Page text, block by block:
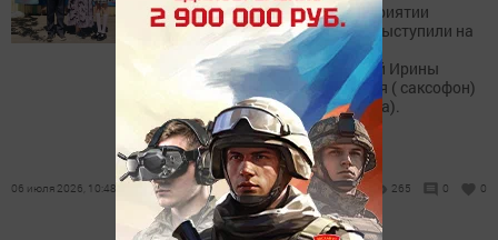
В Республиканском мероприятии
«Библиотека без границ» выступили на
концерте учащиеся класса
преподавателя Шакировой Ирины
Николаевны Миронов Илья ( саксофон)
и Сабирова Амелия( флейта).
06 июля 2026, 10:48 265 0 0